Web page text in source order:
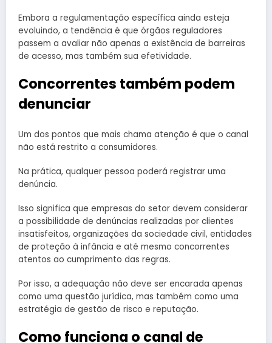
Embora a regulamentação específica ainda esteja
evoluindo, a tendência é que órgãos reguladores
passem a avaliar não apenas a existência de barreiras
de acesso, mas também sua efetividade.
Concorrentes também podem
denunciar
Um dos pontos que mais chama atenção é que o canal
não está restrito a consumidores.
Na prática, qualquer pessoa poderá registrar uma
denúncia.
Isso significa que empresas do setor devem considerar
a possibilidade de denúncias realizadas por clientes
insatisfeitos, organizações da sociedade civil, entidades
de proteção à infância e até mesmo concorrentes
atentos ao cumprimento das regras.
Por isso, a adequação não deve ser encarada apenas
como uma questão jurídica, mas também como uma
estratégia de gestão de risco e reputação.
Como funciona o canal de